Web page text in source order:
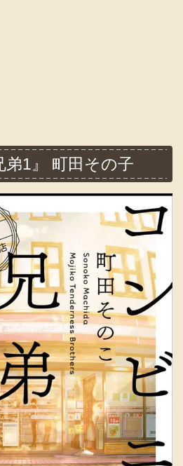
弟1』 町田その子